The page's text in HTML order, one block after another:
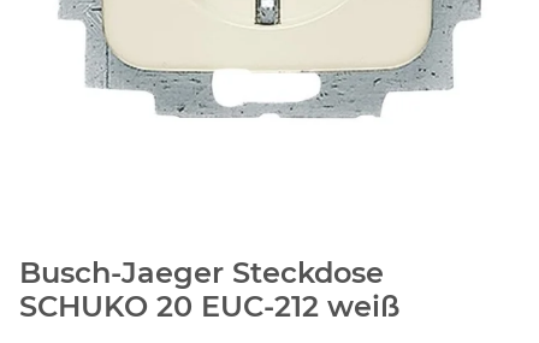
Busch-Jaeger Steckdose
SCHUKO 20 EUC-212 weiß